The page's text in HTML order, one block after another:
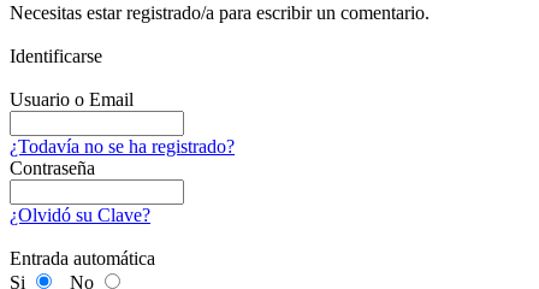
Necesitas estar registrado/a para escribir un comentario.
Identificarse
Usuario o Email
¿Todavía no se ha registrado?
Contraseña
¿Olvidó su Clave?
Entrada automática
Si
No